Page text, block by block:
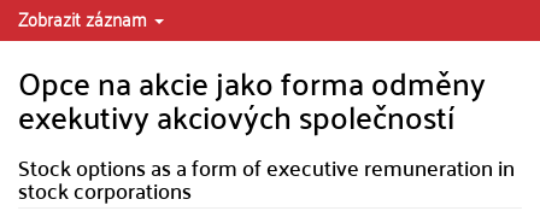
Zobrazit záznam
Opce na akcie jako forma odměny
exekutivy akciových společností
Stock options as a form of executive remuneration in
stock corporations